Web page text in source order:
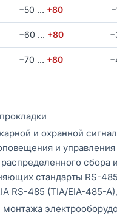
−50 … +80
−60 … +80
−70 … +80
и охранной
и управления
сбора
стандарты RS-
RS-485 (TIA/EIA-485-